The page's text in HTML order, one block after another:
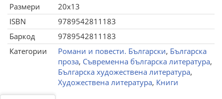
Размери
20x13
ISBN
9789542811183
Баркод
9789542811183
Категории
Романи и повести. Български, Българска
проза, Съвременна българска литература,
Българска художествена литература,
Художествена литература, Книги